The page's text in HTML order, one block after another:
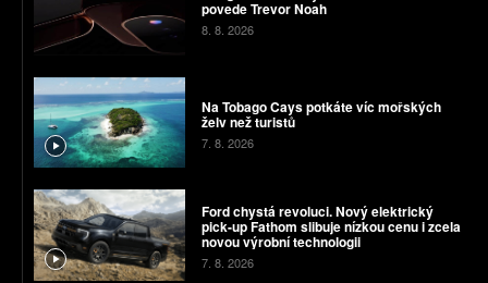
povede Trevor Noah
8. 8. 2026
Na Tobago Cays potkáte víc mořských
želv než turistů
7. 8. 2026
Ford chystá revoluci. Nový elektrický
pick-up Fathom slibuje nízkou cenu i zcela
novou výrobní technologii
7. 8. 2026